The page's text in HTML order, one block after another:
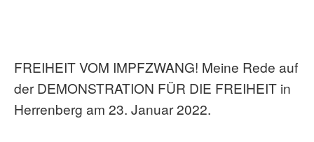
FREIHEIT VOM IMPFZWANG! Meine Rede auf
der DEMONSTRATION FÜR DIE FREIHEIT in
Herrenberg am 23. Januar 2022.